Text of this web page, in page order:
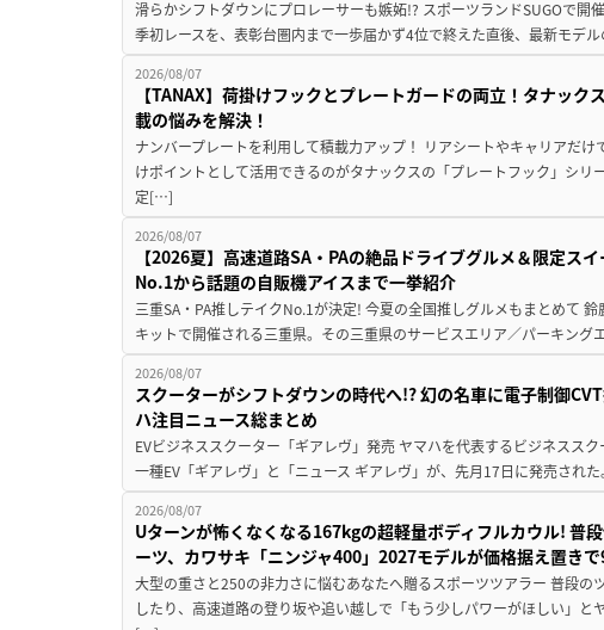
滑らかシフトダウンにプロレーサーも嫉妬!? スポーツランドSUGOで開
季初レースを、表彰台圏内まで一歩届かず4位で終えた直後、最新モデ
2026/08/07
【TANAX】荷掛けフックとプレートガードの両立！タナック
載の悩みを解決！
ナンバープレートを利用して積載力アップ！ リアシートやキャリアだ
けポイントとして活用できるのがタナックスの「プレートフック」シリ
定[…]
2026/08/07
【2026夏】高速道路SA・PAの絶品ドライブグルメ＆限定ス
No.1から話題の自販機アイスまで一挙紹介
三重SA・PA推しテイクNo.1が決定! 今夏の全国推しグルメもまとめて
キットで開催される三重県。その三重県のサービスエリア／パーキン
2026/08/07
スクーターがシフトダウンの時代へ!? 幻の名車に電子制御
ハ注目ニュース総まとめ
EVビジネススクーター「ギアレヴ」発売 ヤマハを代表するビジネスス
一種EV「ギアレヴ」と「ニュース ギアレヴ」が、先月17日に発売され
2026/08/07
Uターンが怖くなくなる167kgの超軽量ボディフルカウル! 普
ーツ、カワサキ「ニンジャ400」2027モデルが価格据え置き
大型の重さと250の非力さに悩むあなたへ贈るスポーツツアラー 普段の
したり、高速道路の登り坂や追い越しで「もう少しパワーがほしい」と